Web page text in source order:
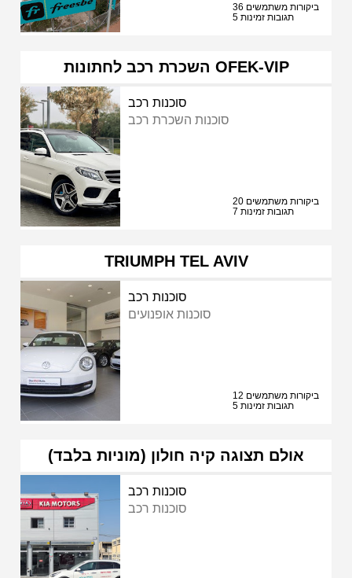
36 ביקורות משתמשים
5 תגובות זמינות
השכרת רכב לחתונות OFEK-VIP
סוכנות רכב
סוכנות השכרת רכב
20 ביקורות משתמשים
7 תגובות זמינות
TRIUMPH TEL AVIV
סוכנות רכב
סוכנות אופנועים
12 ביקורות משתמשים
5 תגובות זמינות
אולם תצוגה קיה חולון (מוניות בלבד)
סוכנות רכב
סוכנות רכב